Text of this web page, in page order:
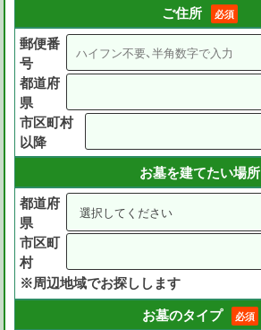
ご住所 必須
郵便番
号
都道府
県
市区町村
以降
お墓を建てたい場所
都道府
県
市区町
村
※周辺地域でお探しします
お墓のタイプ
必須